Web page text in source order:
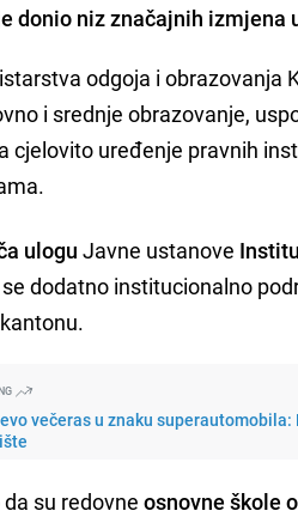
donio niz značajnih izmjena
odgoja i obrazovanja
i srednje obrazovanje,
cjelovito uređenje pravnih
ulogu Javne ustanove
se dodatno institucionalno
večeras u znaku
su redovne osnovne škole